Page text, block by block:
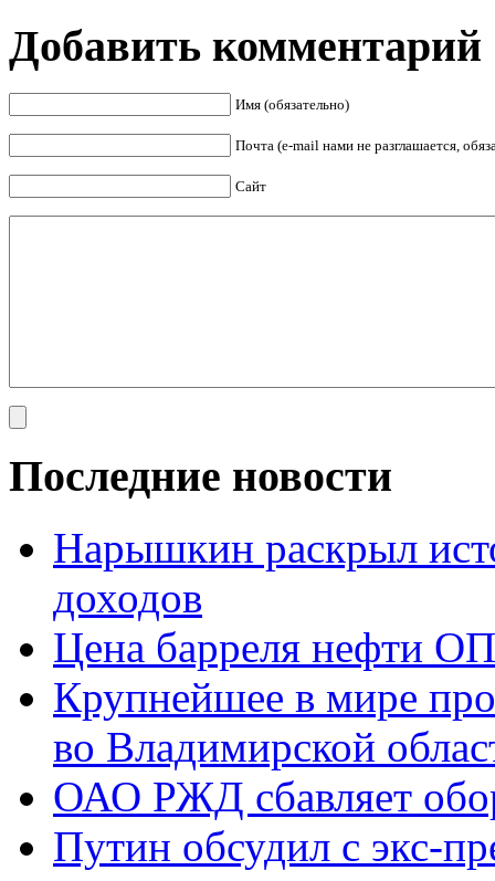
Добавить комментарий
Имя (обязательно)
Почта (e-mail нами не разглашается,
Сайт
Последние новости
Нарышкин раскрыл
доходов
Цена барреля нефти
Крупнейшее в мире
во Владимирской
ОАО РЖД сбавляет
Путин обсудил с экс-